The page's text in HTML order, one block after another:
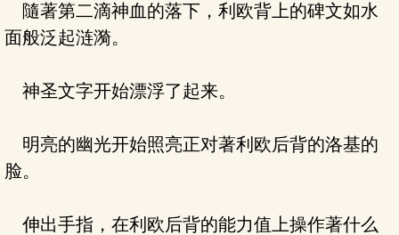
隨著第二滴神血的落下，利欧背上的碑文如水
面般泛起涟漪。
神圣文字开始漂浮了起来。
明亮的幽光开始照亮正对著利欧后背的洛基的
脸。
伸出手指，在利欧后背的能力值上操作著什么